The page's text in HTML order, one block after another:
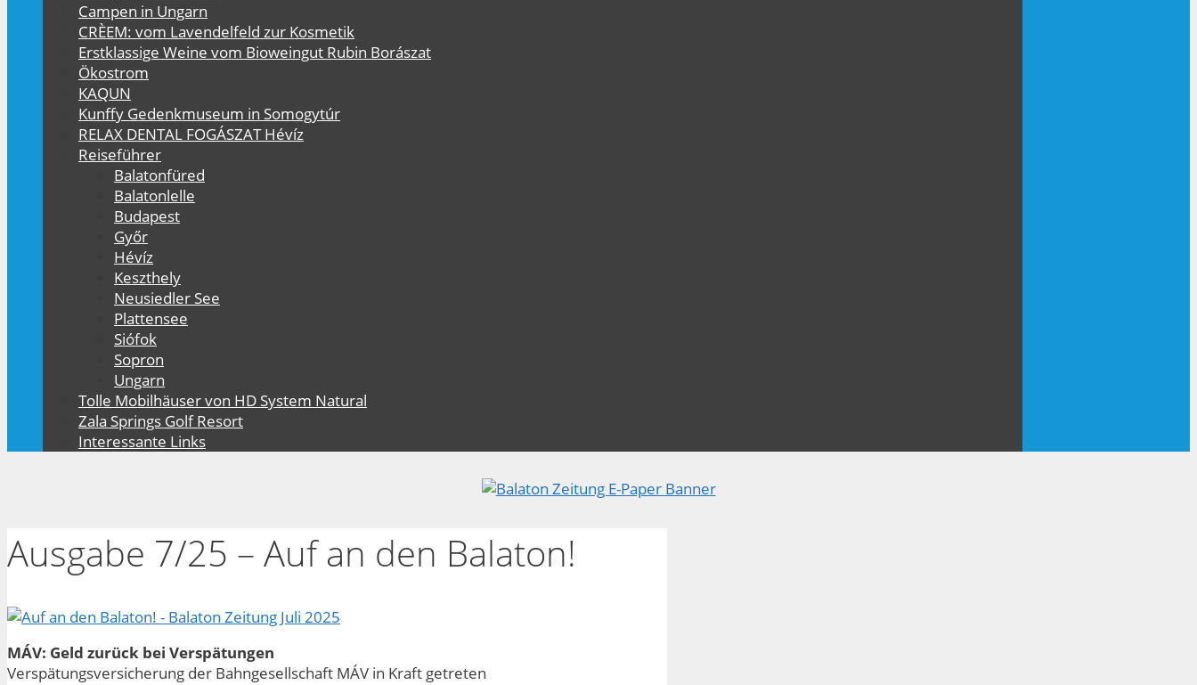
Campen in Ungarn
CRÈEM: vom Lavendelfeld zur Kosmetik
Erstklassige Weine vom Bioweingut Rubin Borászat
Ökostrom
KAQUN
Kunffy Gedenkmuseum in Somogytúr
RELAX DENTAL FOGÁSZAT Hévíz
Reiseführer
Balatonfüred
Balatonlelle
Budapest
Győr
Hévíz
Keszthely
Neusiedler See
Plattensee
Siófok
Sopron
Ungarn
Tolle Mobilhäuser von HD System Natural
Zala Springs Golf Resort
Interessante Links
Ausgabe 7/25 – Auf an den Balaton!
MÁV: Geld zurück bei Verspätungen
Verspätungsversicherung der Bahngesellschaft MÁV in Kraft getreten